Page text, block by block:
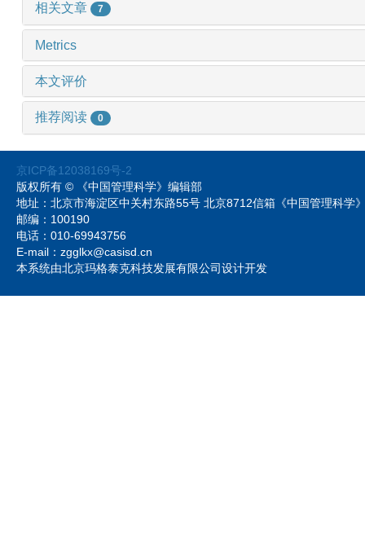
相关文章 7
Metrics
本文评价
推荐阅读 0
京ICP备12038169号-2
版权所有 © 《中国管理科学》编辑部
地址：北京市海淀区中关村东路55号 北京8712信箱《中国管理科
邮编：100190
电话：010-69943756
E-mail：zgglkx@casisd.cn
本系统由北京玛格泰克科技发展有限公司设计开发